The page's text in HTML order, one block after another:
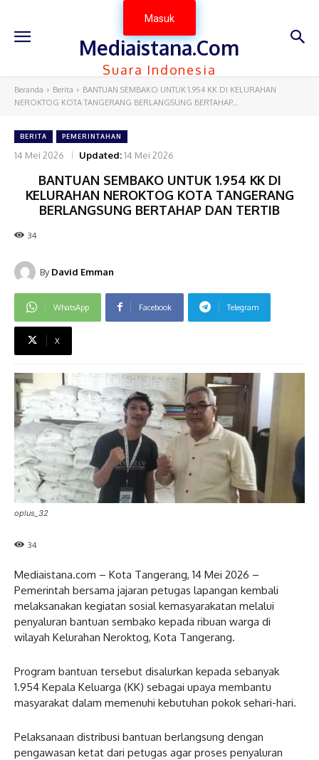
Masuk
Mediaistana.Com
Suara Indonesia
Beranda Berita
BANTUAN SEMBAKO UNTUK 1.954 KK DI KELURAHAN
NEROKTOG KOTA TANGERANG BERLANGSUNG BERTAHAP...
BERITA PEMERINTAHAN
14 Mei 2026 Updated:14 Mei 2026
BANTUAN SEMBAKO UNTUK 1.954 KK DI
KELURAHAN NEROKTOG KOTA TANGERANG
BERLANGSUNG BERTAHAP DAN TERTIB
34
By David Emman
WhatsApp Facebook Telegram
X
oplus_32
34
Mediaistana.com – Kota Tangerang, 14 Mei 2026 –
Pemerintah bersama jajaran petugas lapangan kembali
melaksanakan kegiatan sosial kemasyarakatan melalui
penyaluran bantuan sembako kepada ribuan warga di
wilayah Kelurahan Neroktog, Kota Tangerang.
Program bantuan tersebut disalurkan kepada sebanyak
1.954 Kepala Keluarga (KK) sebagai upaya membantu
masyarakat dalam memenuhi kebutuhan pokok sehari-hari.
Pelaksanaan distribusi bantuan berlangsung dengan
pengawasan ketat dari petugas agar proses penyaluran